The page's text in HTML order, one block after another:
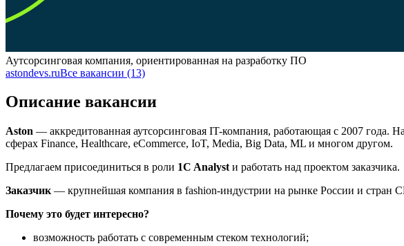
Аутсорсинговая компания, ориентированная на разработку ПО
astondevs.ruВсе вакансии (13)
Описание вакансии
Aston — аккредитованная аутсорсинговая IT-компания, работающая с 2007
сферах Finance, Healthcare, eCommerce, IoT, Media, Big Data, ML и многом другом.
Предлагаем присоединиться в роли 1C Analyst и работать над проектом заказчика.
Заказчик — крупнейшая компания в fashion-индустрии на рынке России и стран
Почему это будет интересно?
возможность работать с современным стеком технологий;